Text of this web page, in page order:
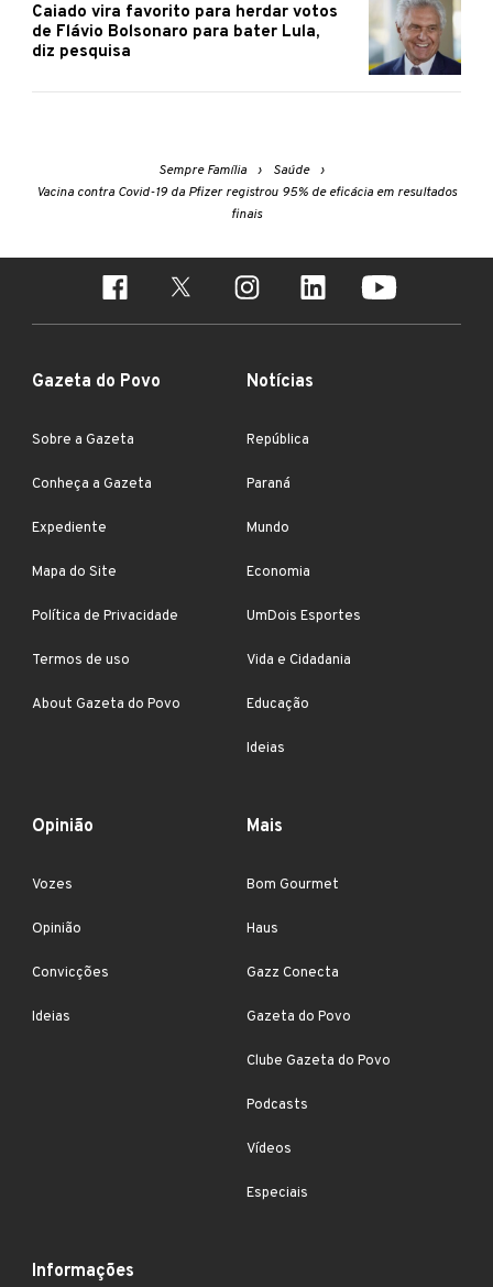
Caiado vira favorito para herdar votos
de Flávio Bolsonaro para bater Lula,
diz pesquisa
Sempre Família
Saúde
Vacina contra Covid-19 da Pfizer registrou 95% de eficácia em resultados
finais
Gazeta do Povo
Sobre a Gazeta
Conheça a Gazeta
Expediente
Mapa do Site
Política de Privacidade
Termos de uso
About Gazeta do Povo
Notícias
República
Paraná
Mundo
Economia
UmDois Esportes
Vida e Cidadania
Educação
Ideias
Opinião
Vozes
Opinião
Convicções
Ideias
Mais
Bom Gourmet
Haus
Gazz Conecta
Gazeta do Povo
Clube Gazeta do Povo
Podcasts
Vídeos
Especiais
Informações